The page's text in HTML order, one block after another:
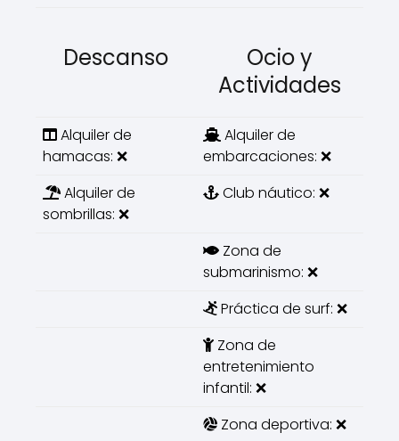
Descanso
Ocio y
Actividades
Alquiler de
hamacas: ❌
Alquiler de
embarcaciones: ❌
Alquiler de
sombrillas: ❌
Club náutico: ❌
Zona de
submarinismo: ❌
Práctica de surf: ❌
Zona de
entretenimiento
infantil: ❌
Zona deportiva: ❌